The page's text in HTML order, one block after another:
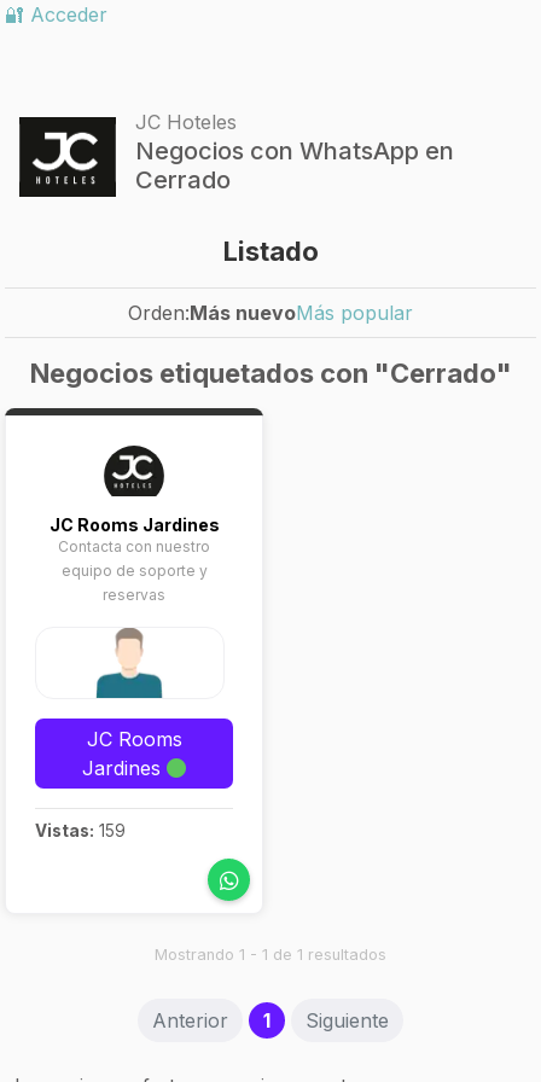
🔐 Acceder
JC Hoteles
Negocios con WhatsApp en
Cerrado
Listado
Orden:Más nuevoMás popular
Negocios etiquetados con "Cerrado"
JC Rooms Jardines
Contacta con nuestro
equipo de soporte y
reservas
JC Rooms
Jardines
Vistas: 159
Mostrando 1 - 1 de 1 resultados
Anterior 1(current)
Siguiente